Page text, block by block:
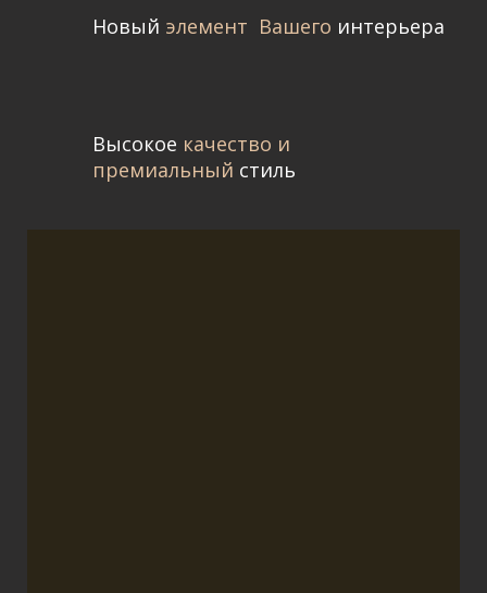
Новый элемент Вашего интерьера
Высокое качество и
премиальный стиль